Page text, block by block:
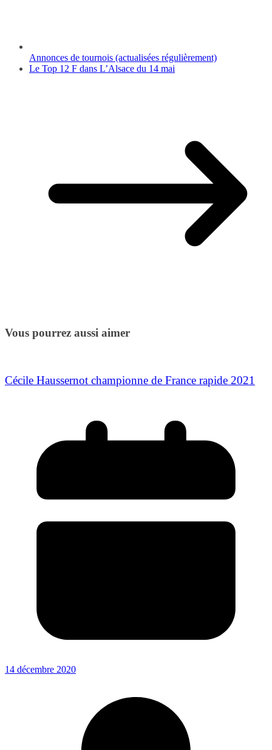
Annonces de tournois (actualisées régulièrement)
Le Top 12 F dans L’Alsace du 14 mai
Vous pourrez aussi aimer
Cécile Haussernot championne de France rapide 2021
14 décembre 2020